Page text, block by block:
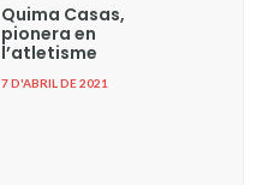
Quima Casas,
pionera en
l’atletisme
7 D'ABRIL DE 2021